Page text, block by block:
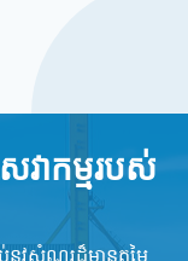
វាកម្មរបស់
ប់នូវ​សំណួរដ៏​មានតម្លៃ